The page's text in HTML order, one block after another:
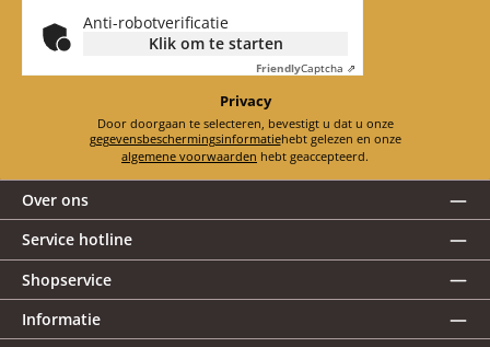
Anti-robotverificatie
Klik om te starten
FriendlyCaptcha ⇗
Privacy
Door doorgaan te selecteren, bevestigt u dat u onze
gegevensbeschermingsinformatie
hebt gelezen en onze
algemene voorwaarden hebt geaccepteerd.
Over ons
Service hotline
Shopservice
Informatie